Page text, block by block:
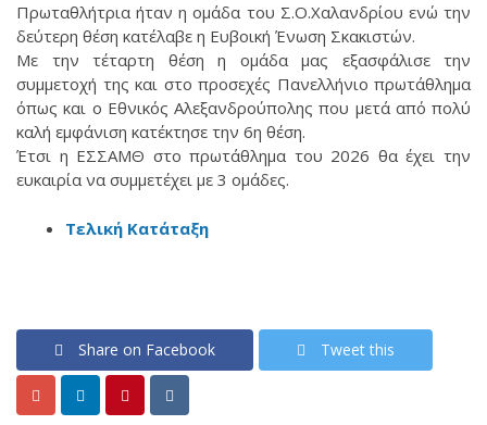
Πρωταθλήτρια ήταν η ομάδα του Σ.Ο.Χαλανδρίου ενώ την
δεύτερη θέση κατέλαβε η Ευβοική Ένωση Σκακιστών.
Με την τέταρτη θέση η ομάδα μας εξασφάλισε την
συμμετοχή της και στο προσεχές Πανελλήνιο πρωτάθλημα
όπως και ο Εθνικός Αλεξανδρούπολης που μετά από πολύ
καλή εμφάνιση κατέκτησε την 6η θέση.
Έτσι η ΕΣΣΑΜΘ στο πρωτάθλημα του 2026 θα έχει την
ευκαιρία να συμμετέχει με 3 ομάδες.
Τελική Κατάταξη
Share on Facebook Tweet this